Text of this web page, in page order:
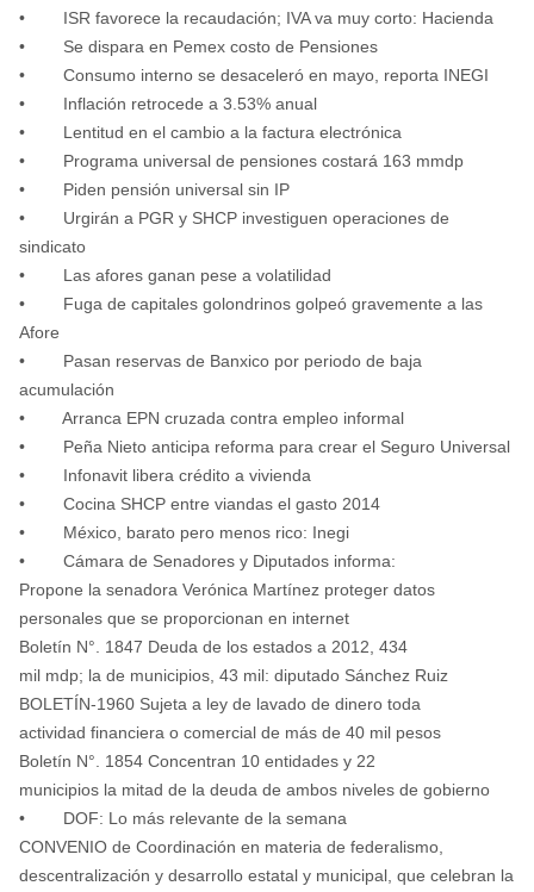
• ISR favorece la recaudación; IVA va muy corto: Hacienda
• Se dispara en Pemex costo de Pensiones
• Consumo interno se desaceleró en mayo, reporta INEGI
• Inflación retrocede a 3.53% anual
• Lentitud en el cambio a la factura electrónica
• Programa universal de pensiones costará 163 mmdp
• Piden pensión universal sin IP
• Urgirán a PGR y SHCP investiguen operaciones de
sindicato
• Las afores ganan pese a volatilidad
• Fuga de capitales golondrinos golpeó gravemente a las
Afore
• Pasan reservas de Banxico por periodo de baja
acumulación
• Arranca EPN cruzada contra empleo informal
• Peña Nieto anticipa reforma para crear el Seguro Universal
• Infonavit libera crédito a vivienda
• Cocina SHCP entre viandas el gasto 2014
• México, barato pero menos rico: Inegi
• Cámara de Senadores y Diputados informa:
Propone la senadora Verónica Martínez proteger datos
personales que se proporcionan en internet
Boletín N°. 1847 Deuda de los estados a 2012, 434
mil mdp; la de municipios, 43 mil: diputado Sánchez Ruiz
BOLETÍN-1960 Sujeta a ley de lavado de dinero toda
actividad financiera o comercial de más de 40 mil pesos
Boletín N°. 1854 Concentran 10 entidades y 22
municipios la mitad de la deuda de ambos niveles de gobierno
• DOF: Lo más relevante de la semana
CONVENIO de Coordinación en materia de federalismo,
descentralización y desarrollo estatal y municipal, que celebran la